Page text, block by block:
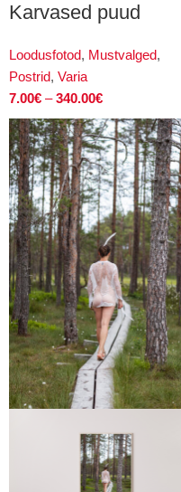
Karvased puud
Loodusfotod, Mustvalged,
Postrid, Varia
7.00€ – 340.00€